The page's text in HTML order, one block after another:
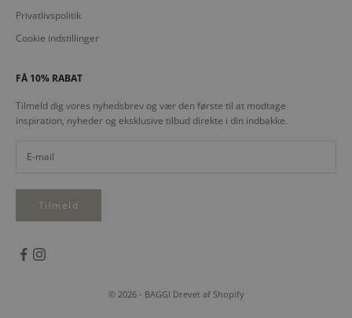
Privatlivspolitik
Cookie indstillinger
FÅ 10% RABAT
Tilmeld dig vores nyhedsbrev og vær den første til at modtage
inspiration, nyheder og eksklusive tilbud direkte i din indbakke.
Tilmeld
© 2026 - BAGGI Drevet af Shopify